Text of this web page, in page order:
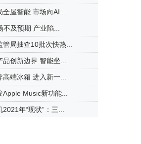
屋智能 市场向AI...
及预期 产业陷...
局抽查10批次快热...
创新边界 智能坐...
端冰箱 进入新一...
Music新功能...
年“现状”：三...